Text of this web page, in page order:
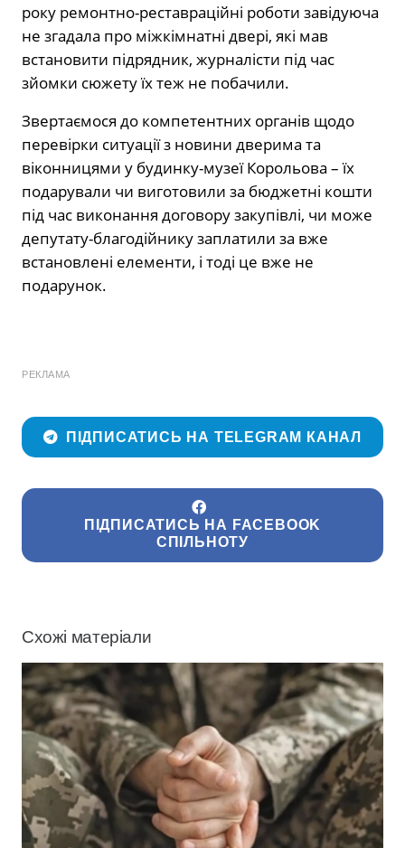
року ремонтно-реставраційні роботи завідуюча
не згадала про міжкімнатні двері, які мав
встановити підрядник, журналісти під час
зйомки сюжету їх теж не побачили.
Звертаємося до компетентних органів щодо
перевірки ситуації з новини дверима та
віконницями у будинку-музеї Корольова – їх
подарували чи виготовили за бюджетні кошти
під час виконання договору закупівлі, чи може
депутату-благодійнику заплатили за вже
встановлені елементи, і тоді це вже не
подарунок.
РЕКЛАМА
ПІДПИСАТИСЬ НА TELEGRAM КАНАЛ
ПІДПИСАТИСЬ НА FACEBOOK
СПІЛЬНОТУ
Схожі матеріали